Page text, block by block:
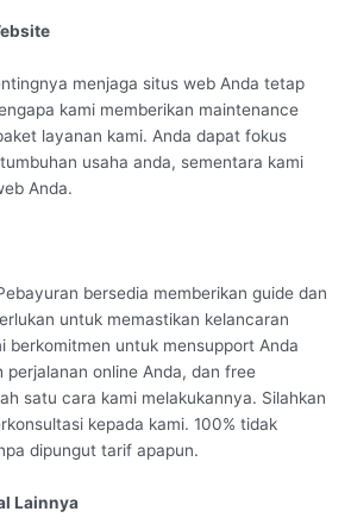
menjaga situs web Anda tetap
kami memberikan maintenance
layanan kami. Anda dapat fokus
usaha anda, sementara kami
Anda.
bersedia memberikan guide dan
untuk memastikan kelancaran
berkomitmen untuk mensupport Anda
perjalanan online Anda, dan free
satu cara kami melakukannya. Silahkan
kepada kami. 100% tidak
dipungut tarif apapun.
Lainnya